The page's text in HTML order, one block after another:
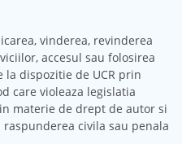
vinderea, revinderea
accesul sau folosirea
dispozitie de UCR prin
care violeaza legislatia
materie de drept de autor si
civila sau penala